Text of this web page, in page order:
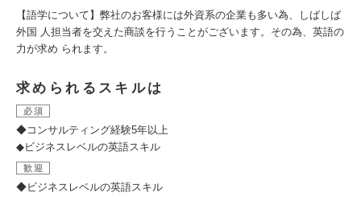
【語学について】弊社のお客様には外資系の企業も多い為、しばしば
外国 人担当者を交えた商談を行うことがございます。その為、英語の
力が求め られます。
求められるスキルは
必須
◆コンサルティング経験5年以上
◆ビジネスレベルの英語スキル
歓迎
◆ビジネスレベルの英語スキル